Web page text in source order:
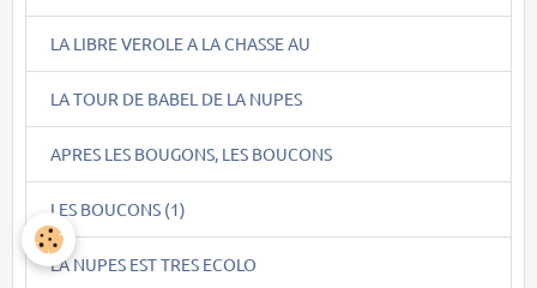
LA LIBRE VEROLE A LA CHASSE AU
LA TOUR DE BABEL DE LA NUPES
APRES LES BOUGONS, LES BOUCONS
LES BOUCONS (1)
LA NUPES EST TRES ECOLO